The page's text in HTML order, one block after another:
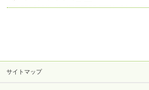
サイトマップ